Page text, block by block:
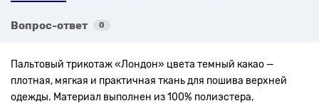
Вопрос-ответ 0
Пальтовый трикотаж «Лондон» цвета темный какао —
плотная, мягкая и практичная ткань для пошива верхней
одежды. Материал выполнен из 100% полиэстера,